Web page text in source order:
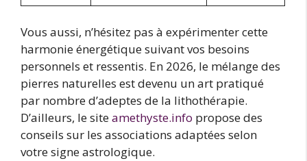
Vous aussi, n’hésitez pas à expérimenter cette
harmonie énergétique suivant vos besoins
personnels et ressentis. En 2026, le mélange des
pierres naturelles est devenu un art pratiqué
par nombre d’adeptes de la lithothérapie.
D’ailleurs, le siteamethyste.info propose des
conseils sur les associations adaptées selon
votre signe astrologique.